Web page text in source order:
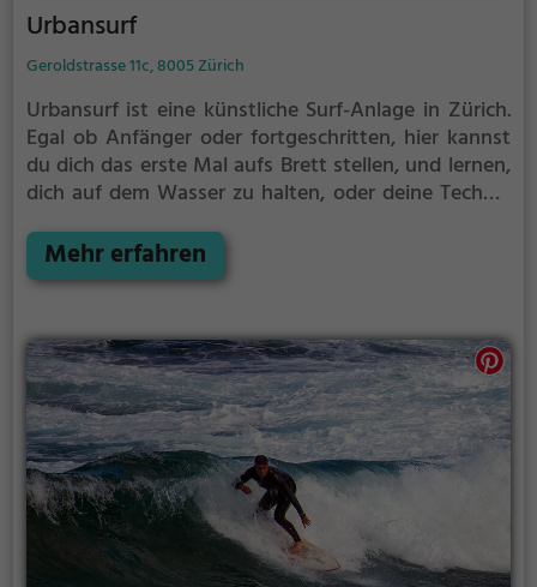
Urbansurf
Geroldstrasse 11c, 8005 Zürich
Urbansurf ist eine künstliche Surf-Anlage in Zürich.
Egal ob Anfänger oder fortgeschritten, hier kannst
du dich das erste Mal aufs Brett stellen, und lernen,
dich auf dem Wasser zu halten, oder deine Technik
Surfbrett gestanden haben, ist Urbansurf eine gute
Gelegenheit, um ein Gefühl für die beliebte
Mehr erfahren